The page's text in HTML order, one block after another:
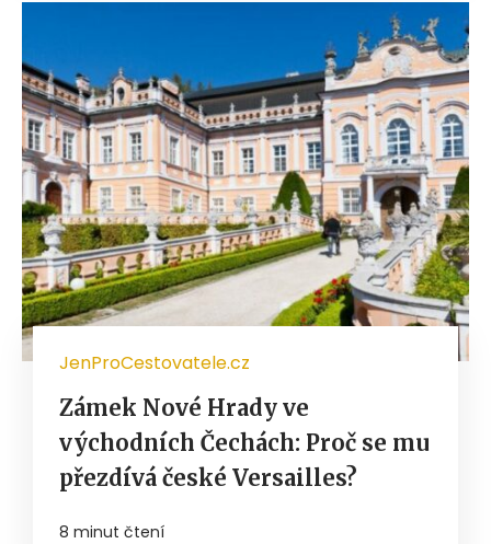
JenProCestovatele.cz
Zámek Nové Hrady ve
východních Čechách: Proč se mu
přezdívá české Versailles?
8 minut čtení